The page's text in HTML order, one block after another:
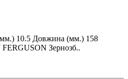
10.5 Довжина (мм.) 158
Зернозб..